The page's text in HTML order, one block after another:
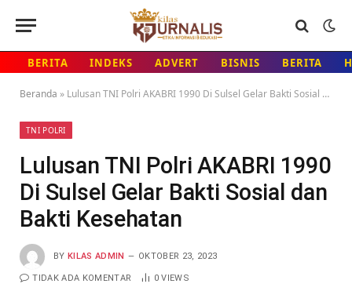
BERITA INDEKS ADVERT BISNIS BERITA
Beranda » Lulusan TNI Polri AKABRI 1990 Di Sulsel Gelar Bakti Sosial dan Bakti Kesehatan
TNI POLRI
Lulusan TNI Polri AKABRI 1990
Di Sulsel Gelar Bakti Sosial dan
Bakti Kesehatan
BY KILAS ADMIN OKTOBER 23, 2023
TIDAK ADA KOMENTAR 0VIEWS